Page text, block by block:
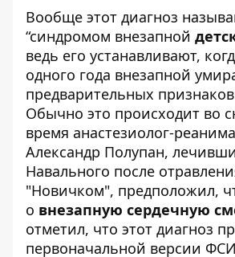
Вообще этот диагноз
“синдромом внезапной
ведь его устанавливают,
одного года внезапной
предварительных
Обычно это происходит во
время анастезиолог-
Александр Полупан,
Навального после
"Новичком", предположил,
о внезапную сердечную
отметил, что этот диагноз
первоначальной версии